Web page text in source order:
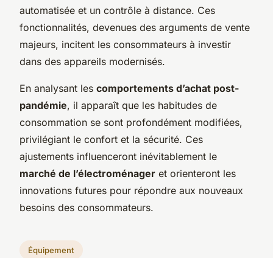
automatisée et un contrôle à distance. Ces
fonctionnalités, devenues des arguments de vente
majeurs, incitent les consommateurs à investir
dans des appareils modernisés.
En analysant les comportements d’achat post-
pandémie, il apparaît que les habitudes de
consommation se sont profondément modifiées,
privilégiant le confort et la sécurité. Ces
ajustements influenceront inévitablement le
marché de l’électroménager et orienteront les
innovations futures pour répondre aux nouveaux
besoins des consommateurs.
Équipement